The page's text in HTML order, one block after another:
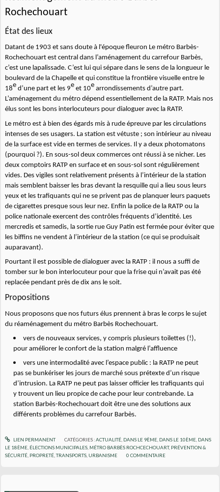
Rochechouart
État des lieux
Datant de 1903 et sans doute à l'époque fleuron Le métro Barbès-
Rochechouart est central dans l’aménagement du carrefour Barbès,
c’est une lapalissade. C’est lui qui sépare dans le sens de la longueur le
boulevard de la Chapelle et qui constitue la frontière visuelle entre le
18e d’une part et les 9e et 10e arrondissements d’autre part.
L’aménagement du métro dépend essentiellement de la RATP. Mais nos
élus sont les bons interlocuteurs pour dialoguer avec la RATP.
Le métro est à bien des égards mis à rude épreuve par les circulations
intenses de ses usagers. La station est vétuste ; son intérieur au niveau
de la surface est vide en termes de services. Il y a deux photomatons
(pourquoi ?). En sous-sol deux commerces ont réussi à se nicher. Les
deux comptoirs RATP en surface et en sous-sol sont régulièrement
vides. Des vigiles sont relativement présents à l’intérieur de la station
mais semblent baisser les bras devant la resquille qui a lieu sous leurs
yeux et les trafiquants qui ne se privent pas de planquer leurs paquets
de cigarettes presque sous leur nez. Enfin la police de la RATP ou la
police nationale exercent des contrôles fréquents d’identité. Les
mercredis et samedis, la sortie rue Guy Patin est fermée pour éviter que
les biffins ne vendent à l’intérieur de la station (ce qui se produisait
auparavant).
Pourtant il est possible de dialoguer avec la RATP : il nous a suffi de
tomber sur le bon interlocuteur pour que la frise qui n’avait pas été
replacée pendant près de dix ans le soit.
Propositions
Nous proposons que nos futurs élus prennent à bras le corps le sujet
du réaménagement du métro Barbès Rochechouart.
vers de nouveaux services, y compris plusieurs toilettes (!),
pour améliorer le confort de la station malgré l’affluence
vers une intermodalité avec l’espace public : la RATP ne peut
pas se bunkériser les jours de marché sous prétexte d’un risque
d’intrusion. La RATP ne peut pas laisser officier les trafiquants qui
y trouvent un lieu propice de cache pour leur contrebande. La
station Barbès-Rochechouart doit être une des solutions aux
différents problèmes du carrefour Barbès.
LIEN PERMANENT CATÉGORIES :ACTUALITÉ, DANS LE 9ÈME, DANS LE 10ÈME, DANS
LE 18ÈME ÉLECTIONS MUNICIPALES MÉTRO BARBÈS ROCHCECHOUART, PRÉVENTION &
SÉCURITÉ PROPRETÉ ,TRANSPORTS URBANISME 0 COMMENTAIRE